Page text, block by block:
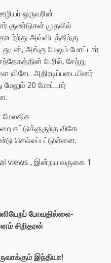
ஒருவரின்
குண்டுகள் முதலில்
அவ்விடத்திற்கு
அங்கு மேலும் மோட்டார்
பேரில், சேற்று
விசேட அதிரடிப்படையினர்
20 மோட்டார்
கட்டுக்குருந்த விசேட
செல்லப்பட்டுள்ளன.
views , இன்றய வருகை 1
போவதில்லை-
சிறிதரன்
இந்தியா!